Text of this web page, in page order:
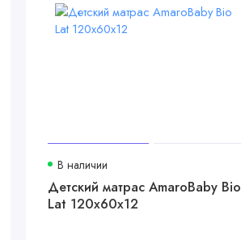
В наличии
Детский матрас AmaroBaby Bio
Lat 120x60х12